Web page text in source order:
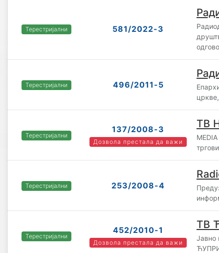
Терестријални 581/2022-3
Терестријални 496/2011-5
Терестријални
137/2008-3
Дозвола престала да важи
ТВ
Терестријални 253/2008-4
Терестријални
452/2010-1
Дозвола престала да важи
ТВ